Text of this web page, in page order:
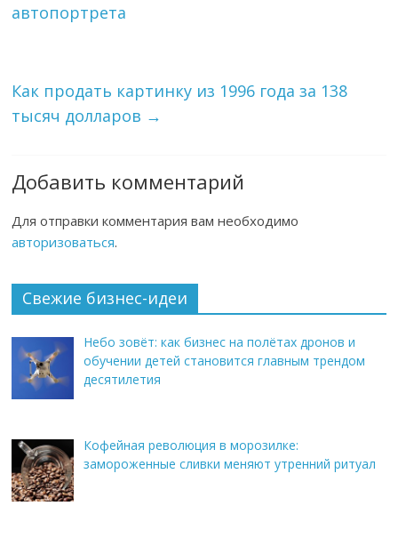
автопортрета
Как продать картинку из 1996 года за 138
тысяч долларов →
Добавить комментарий
Для отправки комментария вам необходимо
авторизоваться.
Свежие бизнес-идеи
Небо зовёт: как бизнес на полётах дронов и
обучении детей становится главным трендом
десятилетия
Кофейная революция в морозилке:
замороженные сливки меняют утренний ритуал